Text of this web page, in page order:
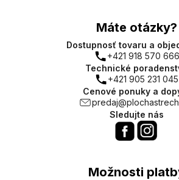
Máte otázky?
Dostupnosť tovaru a
+421 918 570 666
Technické
+421 905 231 045
Cenové ponuky a
Sledujte nás
Možnosti